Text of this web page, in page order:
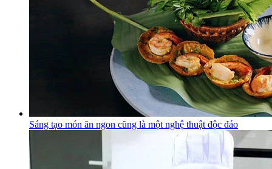
Sáng tạo món ăn ngon cũng là một nghệ thuật độc đáo